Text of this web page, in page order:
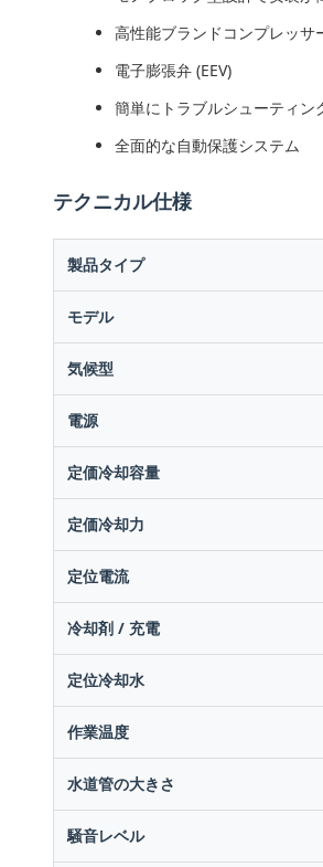
高性能ブランドコンプレッサ
電子膨張弁 (EEV)
簡単にトラブルシューティ
全面的な自動保護システム
テクニカル仕様
製品タイプ
モデル
気候型
電源
定価冷却容量
定価冷却力
定位電流
冷却剤 / 充電
定位冷却水
作業温度
水道管の大きさ
騒音レベル